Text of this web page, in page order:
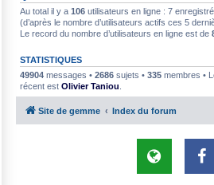
Au total il y a 106 utilisateurs en ligne : 7
(d’après le nombre d’utilisateurs actifs ces 5
Le record du nombre d’utilisateurs en ligne est de
STATISTIQUES
49904 messages • 2686 sujets • 335 membres •
récent est Olivier Taniou
Site de gemme Index du forum